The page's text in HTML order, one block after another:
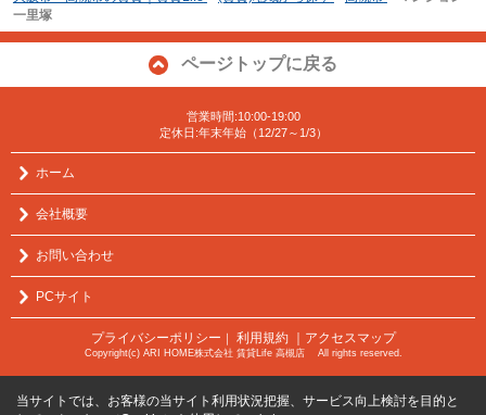
一里塚
ページトップに戻る
営業時間:10:00-19:00
定休日:年末年始（12/27～1/3）
ホーム
会社概要
お問い合わせ
PCサイト
プライバシーポリシー 利用規約 ｜アクセスマップ
Copyright(c) ARI HOME株式会社 賃貸Life 高槻店 All rights reserved.
当サイトでは、お客様の当サイト利用状況把握、サービス向上検討を目的と